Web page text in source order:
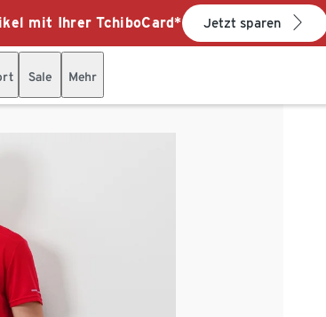
mit Ihrer TchiboCard* Jetzt sparen
Sale Mehr